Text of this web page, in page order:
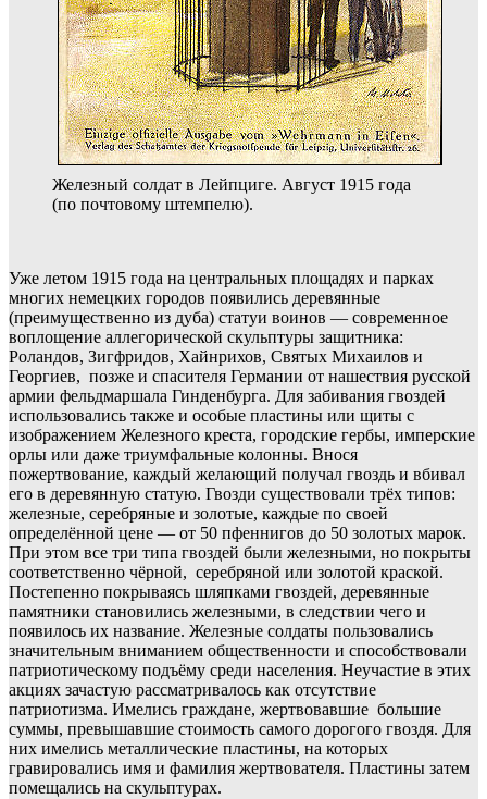
Железный солдат в Лейпциге. Август 1915 года
(по почтовому штемпелю).
Уже летом 1915 года на центральных площадях и парках
многих немецких городов появились деревянные
(преимущественно из дуба) статуи воинов — современное
воплощение аллегорической скульптуры защитника:
Роландов, Зигфридов, Хайнрихов, Святых Михаилов и
Георгиев, позже и спасителя Германии от нашествия русской
армии фельдмаршала Гинденбурга. Для забивания гвоздей
использовались также и особые пластины или щиты с
изображением Железного креста, городские гербы, имперские
орлы или даже триумфальные колонны. Внося
пожертвование, каждый желающий получал гвоздь и вбивал
его в деревянную статую. Гвозди существовали трёх типов:
железные, серебряные и золотые, каждые по своей
определённой цене — от 50 пфеннигов до 50 золотых марок.
При этом все три типа гвоздей были железными, но покрыты
соответственно чёрной, серебряной или золотой краской.
Постепенно покрываясь шляпками гвоздей, деревянные
памятники становились железными, в следствии чего и
появилось их название. Железные солдаты пользовались
значительным вниманием общественности и способствовали
патриотическому подъёму среди населения. Неучастие в этих
акциях зачастую рассматривалось как отсутствие
патриотизма. Имелись граждане, жертвовавшие большие
суммы, превышавшие стоимость самого дорогого гвоздя. Для
них имелись металлические пластины, на которых
гравировались имя и фамилия жертвователя. Пластины затем
помещались на скульптурах.